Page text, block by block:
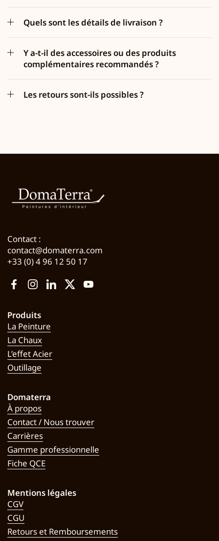
Quels sont les détails de livraison ?
Y a-t-il des accessoires ou des produits
complémentaires recommandés ?
Les retours sont-ils possibles ?
Contact :
contact@domaterra.com
+33 (0) 4 96 12 50 17
FacebookInstagram
LinkedIn
TwitterYouTube
Produits
La Peinture
La Chaux
L’effet Acier
Outillage
Domaterra
À propos
Contact / Nous trouver
Carrières
Gamme professionnelle
Fiche QCE
Mentions légales
CGV
CGU
Retours et Remboursements